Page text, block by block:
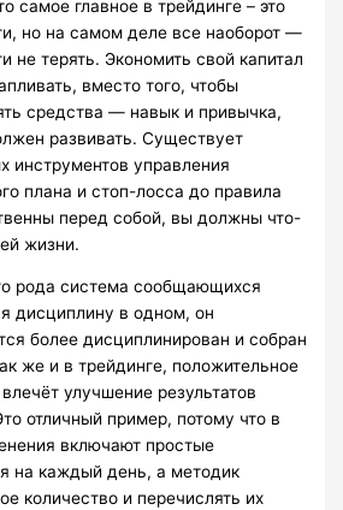
самое главное в трейдинге – это
но на самом деле все наоборот —
не терять. Экономить свой капитал
вместо того, чтобы
средства — навык и привычка,
развивать. Существует
инструментов управления
плана и стоп-лосса до правила
перед собой, вы должны что-
жизни.
рода система сообщающихся
дисциплину в одном, он
более дисциплинирован и собран
же и в трейдинге, положительное
улучшение результатов
отличный пример, потому что в
включают простые
на каждый день, а методик
количество и перечислять их